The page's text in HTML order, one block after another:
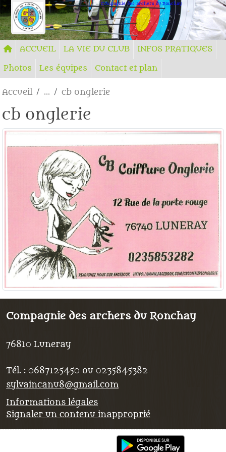
Compagnie des archers du Ronchay
ACCUEIL LA VIE DU CLUB
INFOS PRATIQUES
Photos
Les équipes Contact et plan
Accueil cb onglerie
cb onglerie
Compagnie des archers du Ronchay
76810 Luneray
Tél. : 0687125450 ou 0235845382
sylvaincanu8@gmail.com
Informations légales
Signaler un contenu inapproprié
Panneau de gestion des cookies